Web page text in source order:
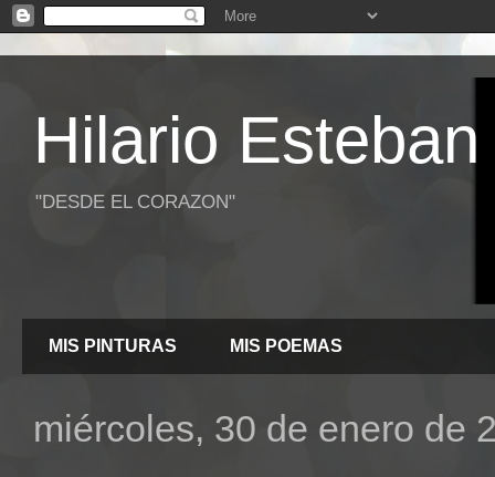
Hilario
"DESDE EL CORAZON"
MIS PINTURAS MIS POEMAS
miércoles, 30 de enero de